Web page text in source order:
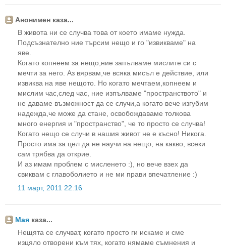
Анонимен каза...
В живота ни се случва това от което имаме нужда.
Подсъзнателно ние търсим нещо и го "извикваме" на
яве.
Когато копнеем за нещо,ние запълваме мислите си с
мечти за него. Аз вярвам,че всяка мисъл е действие, или
извиква на яве нещото. Но когато мечтаем,копнеем и
мислим час,след час, ние изпълваме "пространството" и
не даваме възможност да се случи,а когато вече изгубим
надежда,че може да стане, освобождаваме толкова
много енергия и "пространство", че то просто се случва!
Когато нещо се случи в нашия живот не е късно! Никога.
Просто има за цел да не научи на нещо, на какво, всеки
сам трябва да открие.
И аз имам проблем с мисленето :), но вече взех да
свиквам с главоболието и не ми прави впечатление :)
11 март, 2011 22:16
Мая каза...
Нещята се случват, когато просто ги искаме и сме
изцяло отворени към тях, когато нямаме съмнения и